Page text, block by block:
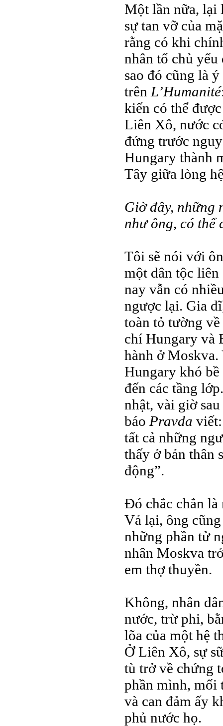
Một lần nữa, lại
sự tan vỡ của
rằng có khi
nhân tố chủ yếu
sao đó cũng là
trên L’Humanité
kiến có thể
Liên Xô, nước
đứng trước
Hungary thành
Tây giữa lòng
Giờ đây, những
như ông, có thể
Tôi sẽ nói với
một dân tộc
nay vẫn có
ngược lại. Gia
toàn tỏ tường
chí Hungary và
hành ở
Hungary khó
đến các tầng
nhật, vài giờ
báo Pravda
tất cả những
thấy ở bản thân
động”.
Đó chắc chắn
Vả lại, ông
những phần tử
nhân Moskva
em thợ thuyền.
Không, nhân
nước, trừ phi,
lõa của một hệ
Ở Liên Xô, sự
tù trở về chứng
phần mình, mối
và can đảm ấy
phủ nước họ.